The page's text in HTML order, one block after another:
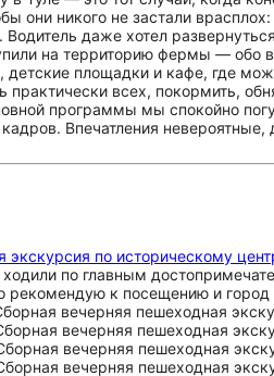
они никого не застали
даже хотел
на территорию фермы — обо
площадки и кафе, где
практически всех, покормить,
программы мы спокойно
кадров. Впечатления
по историческому
по главным
рекомендую к посещению и